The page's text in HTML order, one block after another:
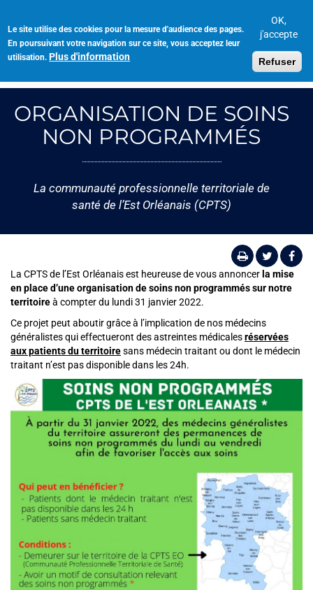
Le site utilise des cookies pour la mesure d'audience des pages.
En poursuivant votre navigation sur ce site, vous acceptez leur
utilisation. Plus d'information
OK,
j'accepte
Refuser
contenu
principal
ORGANISATION DE SOINS
NON PROGRAMMÉS
La communauté professionnelle territoriale de
santé de l’Est Orléanais (CPTS)
La CPTS de l’Est Orléanais est heureuse de vous annoncer la mise
en place d’une organisation de soins non programmés sur notre
territoireà compter du lundi 31 janvier 2022.
Ce projet peut aboutir grâce à l’implication de nos médecins
généralistes qui effectueront des astreintes médicalesréservées
aux patients du territoiresans médecin traitant ou dont le médecin
traitant n’est pas disponible dans les 24h.